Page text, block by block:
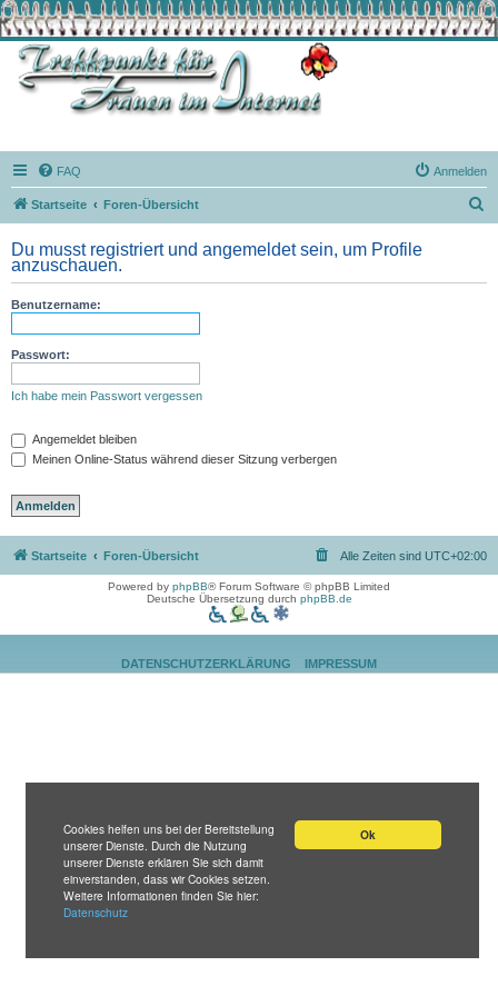
Ok
Cookies helfen uns bei der Bereitstellung
unserer Dienste. Durch die Nutzung
unserer Dienste erklären Sie sich damit
einverstanden, dass wir Cookies setzen.
Weitere Informationen finden Sie hier:
Datenschutz
FAQ Anmelden
Startseite Foren-Übersicht
h
Du musst registriert und angemeldet sein, um Profile
anzuschauen.
Benutzername:
Passwort:
Ich habe mein Passwort vergessen
Angemeldet bleiben
Meinen Online-Status während dieser Sitzung verbergen
Startseite Foren-Übersicht Alle Zeiten sind UTC+02:00
Powered by phpBB® Forum Software © phpBB Limited
Deutsche Übersetzung durch phpBB.de
DATENSCHUTZERKLÄRUNG IMPRESSUM